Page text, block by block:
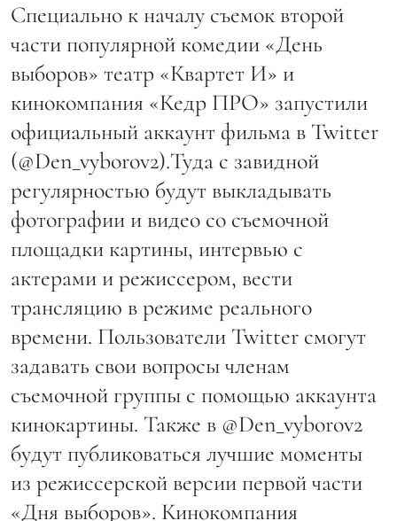
Специально к началу съемок второй
части популярной комедии «День
выборов» театр «Квартет И» и
кинокомпания «Кедр ПРО» запустили
официальный аккаунт фильма в Twitter
(@Den_vyborov2).Туда с завидной
регулярностью будут выкладывать
фотографии и видео со съемочной
площадки картины, интервью с
актерами и режиссером, вести
трансляцию в режиме реального
времени. Пользователи Twitter смогут
задавать свои вопросы членам
съемочной группы с помощью аккаунта
кинокартины. Также в @Den_vyborov2
будут публиковаться лучшие моменты
из режиссерской версии первой части
«Дня выборов». Кинокомпания